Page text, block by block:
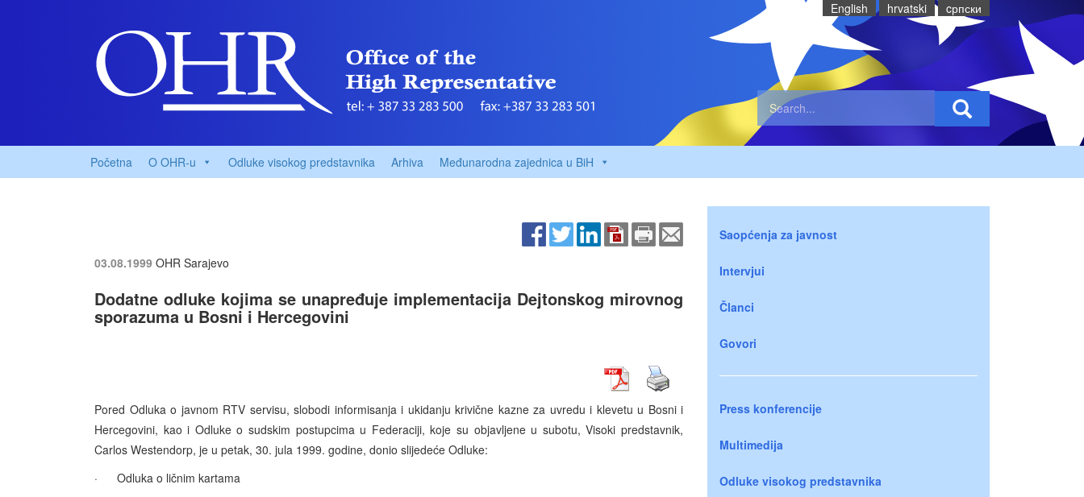
English hrvatski cрпски
Početna O OHR-u Odluke visokog predstavnika Arhiva Međunarodna zajednica u BiH
03.08.1999 OHR Sarajevo
Dodatne odluke kojima se unapređuje implementacija Dejtonskog mirovnog
sporazuma u Bosni i Hercegovini
Pored Odluka o javnom RTV servisu, slobodi informisanja i ukidanju krivične kazne za uvredu i klevetu u Bosni i
Hercegovini, kao i Odluke o sudskim postupcima u Federaciji, koje su objavljene u subotu, Visoki predstavnik,
Carlos Westendorp, je u petak, 30. jula 1999. godine, donio slijedeće Odluke:
· Odluka o ličnim kartama
Saopćenja za javnost
Intervjui
Članci
Govori
Press konferencije
Multimedija
Odluke visokog predstavnika